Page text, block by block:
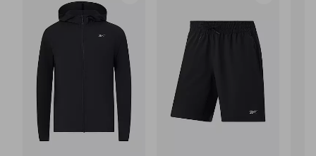
i
favoriter
i
favoriter